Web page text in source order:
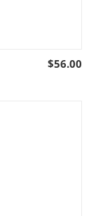
$56.00